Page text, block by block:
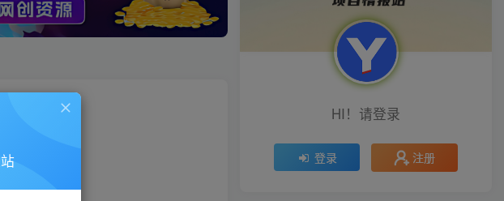
过万！
HI！请登录
登录 注册